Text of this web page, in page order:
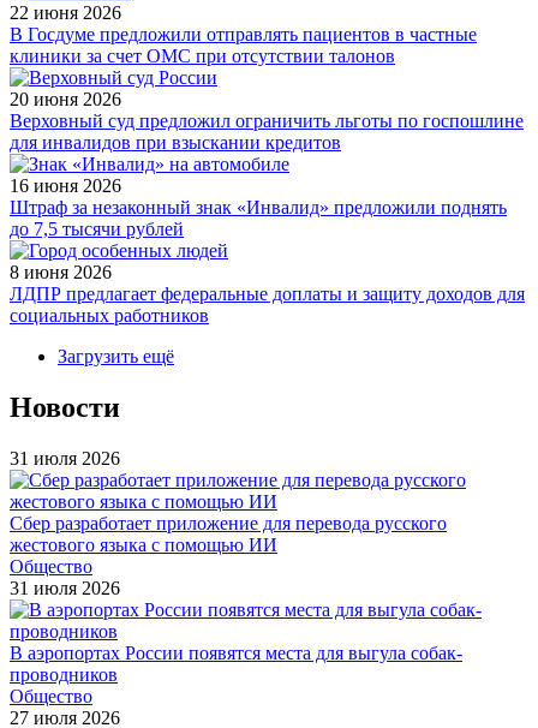
22 июня 2026
В Госдуме предложили отправлять пациентов в частные
клиники за счет ОМС при отсутствии талонов
20 июня 2026
Верховный суд предложил ограничить льготы по госпошлине
для инвалидов при взыскании кредитов
16 июня 2026
Штраф за незаконный знак «Инвалид» предложили поднять
до 7,5 тысячи рублей
8 июня 2026
ЛДПР предлагает федеральные доплаты и защиту доходов для
социальных работников
Загрузить ещё
Новости
31 июля 2026
Сбер разработает приложение для перевода русского
жестового языка с помощью ИИ
Общество
31 июля 2026
В аэропортах России появятся места для выгула собак-
проводников
Общество
27 июля 2026